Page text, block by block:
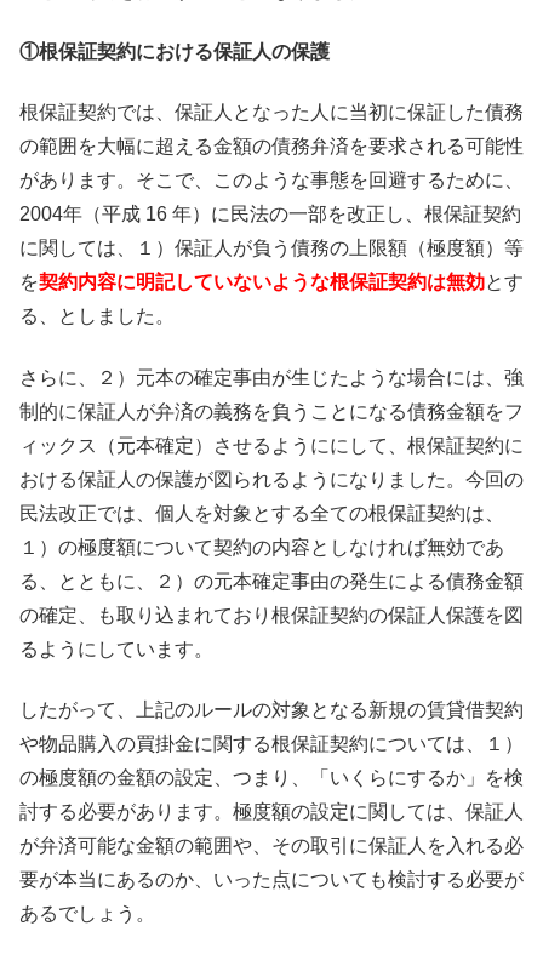
①根保証契約における保証人の保護
根保証契約では、保証人となった人に当初に保証した債務
の範囲を大幅に超える金額の債務弁済を要求される可能性
があります。そこで、このような事態を回避するために、
2004年（平成 16 年）に民法の一部を改正し、根保証契約
に関しては、１）保証人が負う債務の上限額（極度額）等
を契約内容に明記していないような根保証契約は無効とす
る、としました。
さらに、２）元本の確定事由が生じたような場合には、強
制的に保証人が弁済の義務を負うことになる債務金額をフ
ィックス（元本確定）させるようににして、根保証契約に
おける保証人の保護が図られるようになりました。今回の
民法改正では、個人を対象とする全ての根保証契約は、
１）の極度額について契約の内容としなければ無効であ
る、とともに、２）の元本確定事由の発生による債務金額
の確定、も取り込まれており根保証契約の保証人保護を図
るようにしています。
したがって、上記のルールの対象となる新規の賃貸借契約
や物品購入の買掛金に関する根保証契約については、１）
の極度額の金額の設定、つまり、「いくらにするか」を検
討する必要があります。極度額の設定に関しては、保証人
が弁済可能な金額の範囲や、その取引に保証人を入れる必
要が本当にあるのか、いった点についても検討する必要が
あるでしょう。